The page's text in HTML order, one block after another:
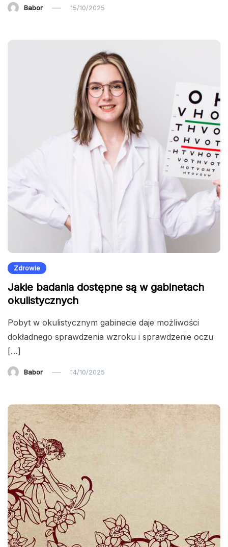
Babor 15/10/2025
Zdrowie
Jakie badania dostępne są w gabinetach
okulistycznych
Pobyt w okulistycznym gabinecie daje możliwości
dokładnego sprawdzenia wzroku i sprawdzenie oczu
[…]
Babor 14/10/2025